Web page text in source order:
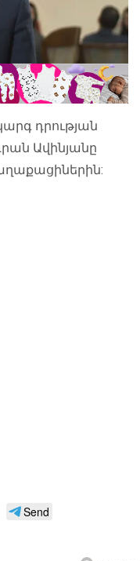
դրության
Ավինյանը
Send